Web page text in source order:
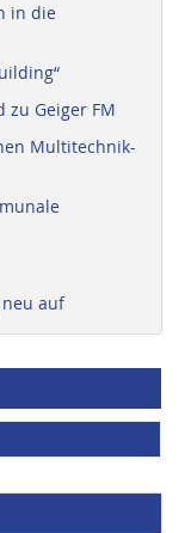
in die
zu Geiger FM
Multitechnik-
auf